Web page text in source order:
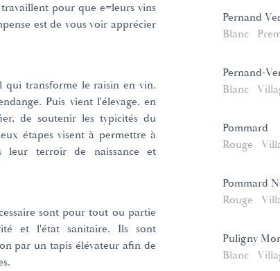
pour que e=leurs vins
est de vous voir apprécier
qui transforme le raisin en vin.
Puis vient l'élevage, en
de soutenir les typicités du
étapes visent à permettre à
leur terroir de naissance et
sont pour tout ou partie
et l'état sanitaire. Ils sont
par un tapis élévateur afin de
Pernand
Blanc
Pernand-
Blanc
Pommard
Rouge
Pommard
Rouge
Puligny
Blanc